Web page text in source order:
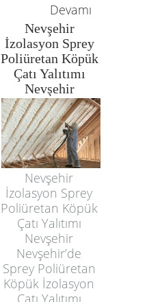
Devamı
Nevşehir
İzolasyon Sprey
Poliüretan Köpük
Çatı Yalıtımı
Nevşehir
Nevşehir
İzolasyon Sprey
Poliüretan Köpük
Çatı Yalıtımı
Nevşehir
Nevşehir’de
Sprey Poliüretan
Köpük İzolasyon
Çatı Yalıtımı